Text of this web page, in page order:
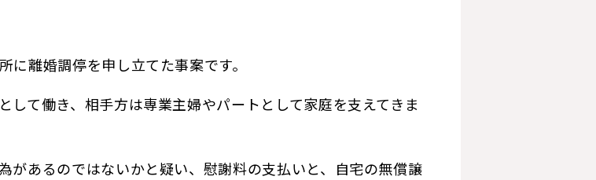
離婚調停を申し立てた事案です。
して働き、相手方は専業主婦やパートとして家庭を支えてきま
があるのではないかと疑い、慰謝料の支払いと、自宅の無償譲